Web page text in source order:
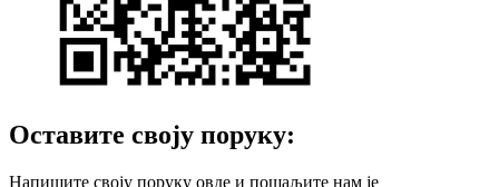
Оставите своју поруку:
Напишите своју поруку овде и пошаљите нам је